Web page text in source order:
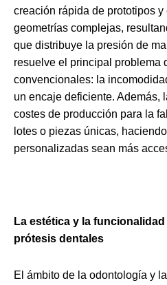
creación rápida de prototipos
geometrías complejas,
que distribuye la presión de
resuelve el principal problema
convencionales: la
un encaje deficiente. Además,
costes de producción para la
lotes o piezas únicas,
personalizadas sean más
La estética y la
prótesis dentales
El ámbito de la odontología y